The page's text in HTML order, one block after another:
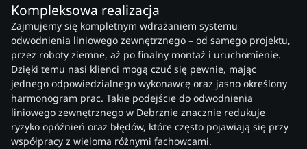
Kompleksowa realizacja
Zajmujemy się kompletnym wdrażaniem systemu
odwodnienia liniowego zewnętrznego – od samego projektu,
przez roboty ziemne, aż po finalny montaż i uruchomienie.
Dzięki temu nasi klienci mogą czuć się pewnie, mając
jednego odpowiedzialnego wykonawcę oraz jasno określony
harmonogram prac. Takie podejście do odwodnienia
liniowego zewnętrznego w Debrznie znacznie redukuje
ryzyko opóźnień oraz błędów, które często pojawiają się przy
współpracy z wieloma różnymi fachowcami.